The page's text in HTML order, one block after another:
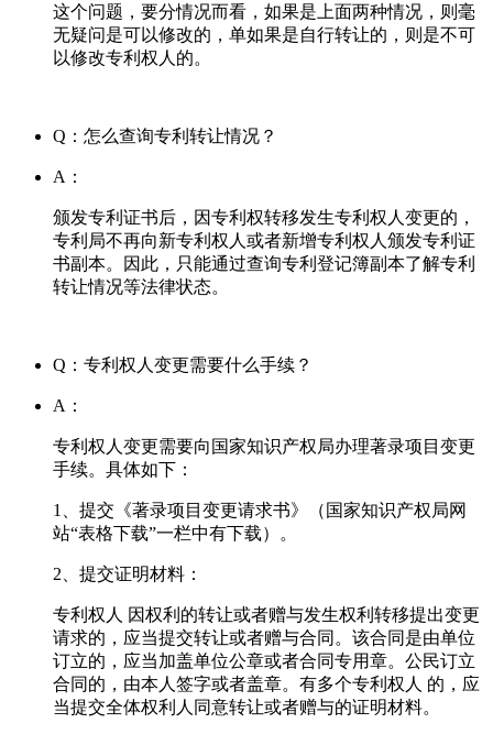
这个问题，要分情况而看，如果是上面两种情况，则毫
无疑问是可以修改的，单如果是自行转让的，则是不可
以修改专利权人的。
Q：怎么查询专利转让情况？
A：
颁发专利证书后，因专利权转移发生专利权人变更的，
专利局不再向新专利权人或者新增专利权人颁发专利证
书副本。因此，只能通过查询专利登记簿副本了解专利
转让情况等法律状态。
Q：专利权人变更需要什么手续？
A：
专利权人变更需要向国家知识产权局办理著录项目变更
手续。具体如下：
1、提交《著录项目变更请求书》（国家知识产权局网
站“表格下载”一栏中有下载）。
2、提交证明材料：
专利权人 因权利的转让或者赠与发生权利转移提出变更
请求的，应当提交转让或者赠与合同。该合同是由单位
订立的，应当加盖单位公章或者合同专用章。公民订立
合同的，由本人签字或者盖章。有多个专利权人 的，应
当提交全体权利人同意转让或者赠与的证明材料。